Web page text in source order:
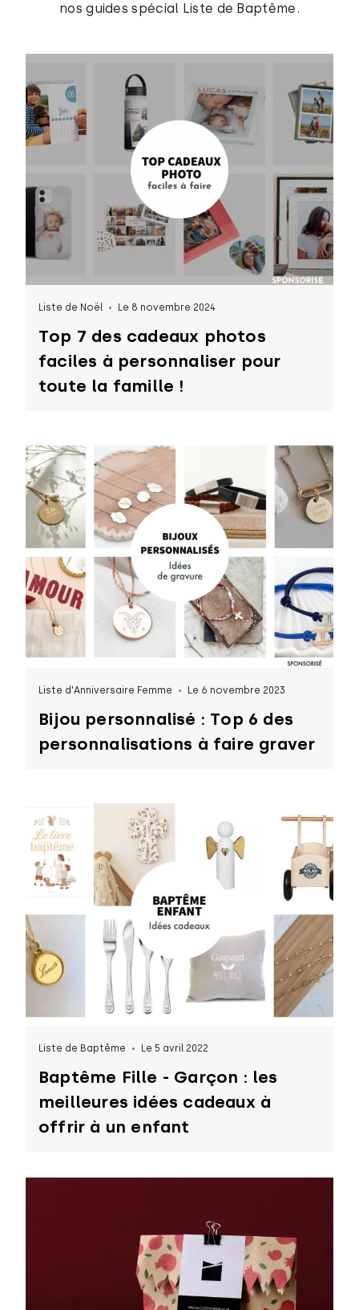
nos guides spécial Liste de Baptême.
Liste de Noël Le 8 novembre 2024
Top 7 des cadeaux photos
faciles à personnaliser pour
toute la famille !
Liste d'Anniversaire Femme Le 6 novembre 2023
Bijou personnalisé : Top 6 des
personnalisations à faire graver
Liste de Baptême Le 5 avril 2022
Baptême Fille - Garçon : les
meilleures idées cadeaux à
offrir à un enfant